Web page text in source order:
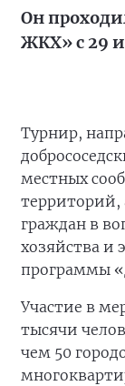
Он
ЖКХ» с 29
Турнир,
местных
территорий,
граждан в
хозяйства и
программы
Участие в
тысячи
чем 50